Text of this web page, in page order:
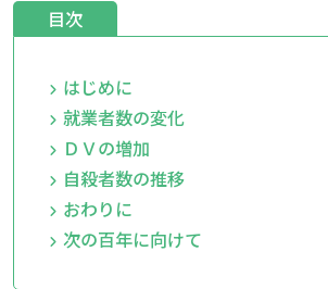
目次
はじめに
就業者数の変化
ＤＶの増加
自殺者数の推移
おわりに
次の百年に向けて